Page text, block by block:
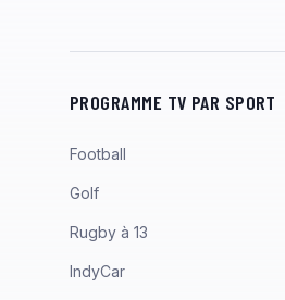
PROGRAMME TV PAR SPORT
Football
Golf
Rugby à 13
IndyCar